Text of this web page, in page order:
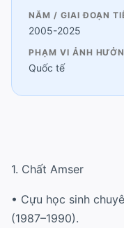
NĂM / GIAI ĐOẠN
2005-2025
PHẠM VI ẢNH
Quốc tế
1. Chất Amser
• Cựu học sinh
(1987–1990).